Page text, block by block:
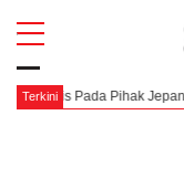
Terkini
Pada Pihak Jepang
All